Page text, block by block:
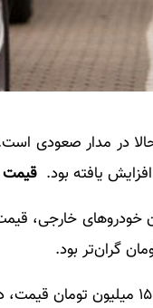
در مدار صعودی
یافته بود. قیمت